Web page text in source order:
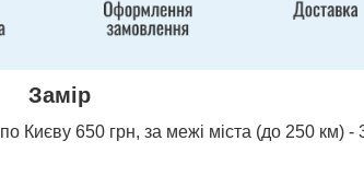
Замір
Києву 650 грн, за межі міста (до 250 км)